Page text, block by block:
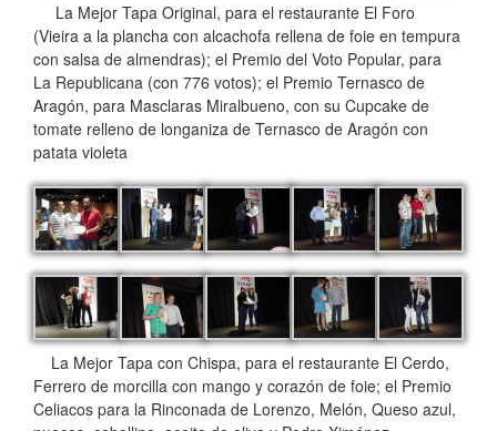
La Mejor Tapa Original, para el restaurante El Foro
(Vieira a la plancha con alcachofa rellena de foie en tempura
con salsa de almendras); el Premio del Voto Popular, para
La Republicana (con 776 votos); el Premio Ternasco de
Aragón, para Masclaras Miralbueno, con su Cupcake de
tomate relleno de longaniza de Ternasco de Aragón con
patata violeta
La Mejor Tapa con Chispa, para el restaurante El Cerdo,
Ferrero de morcilla con mango y corazón de foie; el Premio
Celiacos para la Rinconada de Lorenzo, Melón, Queso azul,